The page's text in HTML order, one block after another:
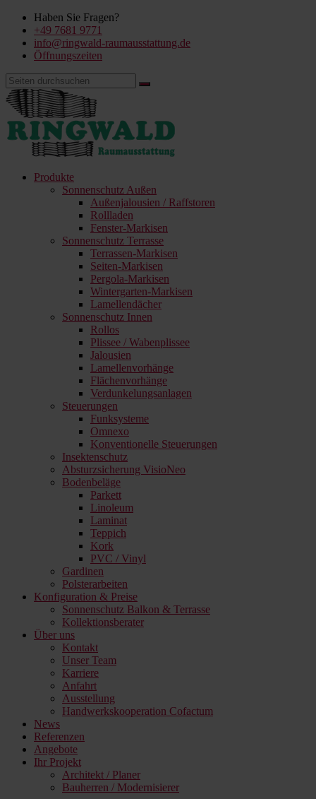
Haben Sie Fragen?
+49 7681 9771
info@ringwald-raumausstattung.de
Öffnungszeiten
Produkte
Sonnenschutz Außen
Außenjalousien / Raffstoren
Rollladen
Fenster-Markisen
Sonnenschutz Terrasse
Terrassen-Markisen
Seiten-Markisen
Pergola-Markisen
Wintergarten-Markisen
Lamellendächer
Sonnenschutz Innen
Rollos
Plissee / Wabenplissee
Jalousien
Lamellenvorhänge
Flächenvorhänge
Verdunkelungsanlagen
Steuerungen
Funksysteme
Omnexo
Konventionelle Steuerungen
Insektenschutz
Absturzsicherung VisioNeo
Bodenbeläge
Parkett
Linoleum
Laminat
Teppich
Kork
PVC / Vinyl
Gardinen
Polsterarbeiten
Konfiguration & Preise
Sonnenschutz Balkon & Terrasse
Kollektionsberater
Über uns
Kontakt
Unser Team
Karriere
Anfahrt
Ausstellung
Handwerkskooperation Cofactum
News
Referenzen
Angebote
Ihr Projekt
Architekt / Planer
Bauherren / Modernisierer